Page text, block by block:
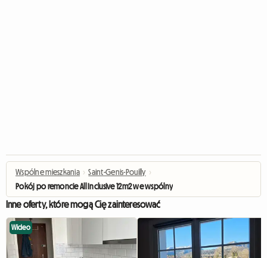
Wspólne mieszkania › Saint-Genis-Pouilly ›
Pokój po remoncie All Inclusive 12m2 we wspólnym mieszkaniu dla 3 osób
Inne oferty, które mogą Cię zainteresować
Wideo